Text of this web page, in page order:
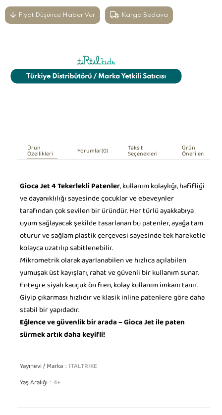
Fiyat Düşünce Haber Ver Kargo Bedava
Ürün
Özellikleri Yorumlar(0) Taksit
Seçenekleri Ürün
Önerileri
Gioca Jet 4 Tekerlekli Patenler, kullanım kolaylığı, hafifliği
ve dayanıklılığı sayesinde çocuklar ve ebeveynler
tarafından çok sevilen bir üründür. Her türlü ayakkabıya
uyum sağlayacak şekilde tasarlanan bu patenler, ayağa tam
oturur ve sağlam plastik çerçevesi sayesinde tek hareketle
kolayca uzatılıp sabitlenebilir.
Mikrometrik olarak ayarlanabilen ve hızlıca açılabilen
yumuşak üst kayışları, rahat ve güvenli bir kullanım sunar.
Entegre siyah kauçuk ön fren, kolay kullanım imkanı tanır.
Giyip çıkarması hızlıdır ve klasik inline patenlere göre daha
stabil bir yapıdadır.
Eğlence ve güvenlik bir arada – Gioca Jet ile paten
sürmek artık daha keyifli!
Yayınevi / Marka ITALTRIKE
Yaş Aralığı 4+